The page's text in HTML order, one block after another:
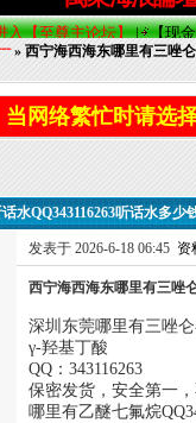
» 西宁海西海东哪里有三唑
当网络繁忙时请选择
水QQ343116263听话水多少
发表于 2026-6-18 06:45 资
西宁海西海东哪里有三唑
深圳东莞哪里有三唑
γ-羟基丁酸
QQ：343116263
保密发货，安全第一
哪里有乙醚七氟烷